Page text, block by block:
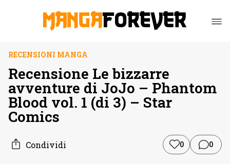
RECENSIONI MANGA
Recensione Le bizzarre
avventure di JoJo – Phantom
Blood vol. 1 (di 3) – Star
Comics
Condividi 0 0